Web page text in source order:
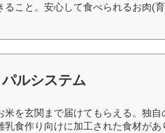
ること。安心して食べられるお肉(
パルシステム
米を玄関まで届けてもらえる。独
乳食作り向けに加工された食材が